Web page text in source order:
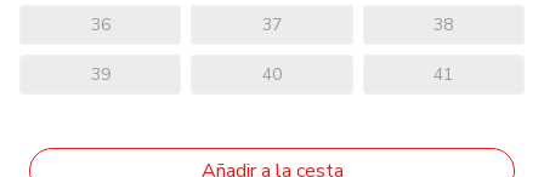
36 37 38
39 40 41